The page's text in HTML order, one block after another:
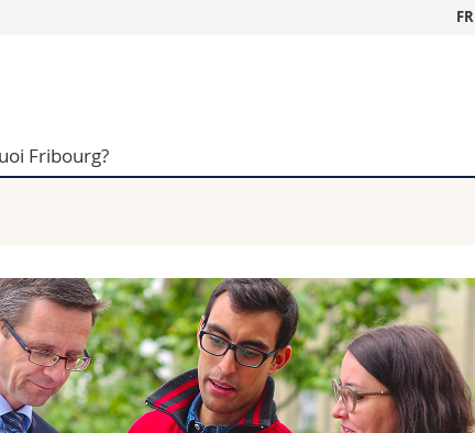
et management
formation
Chercheurs
FR
Fribourg?